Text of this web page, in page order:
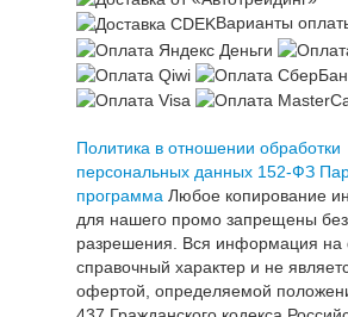
Варианты
Политика в отношении обработки
персональных данных 152-ФЗ
программа Любое копирование
для нашего промо запрещены
разрешения. Вся информация на
справочный характер и не
офертой, определяемой